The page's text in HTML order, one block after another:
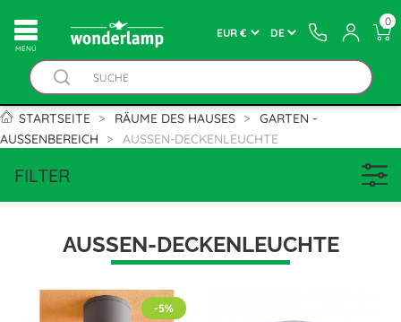
MENÚ
0
STARTSEITE RÄUME DES HAUSES
GARTEN -
AUSSENBEREICH
AUSSEN-DECKENLEUCHTE
FILTER
AUSSEN-DECKENLEUCHTE
-5%